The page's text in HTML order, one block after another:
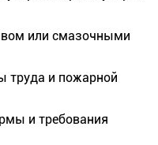
или смазочными
труда и пожарной
и требования